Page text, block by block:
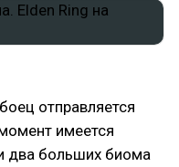
отправляется
имеется
два больших биома